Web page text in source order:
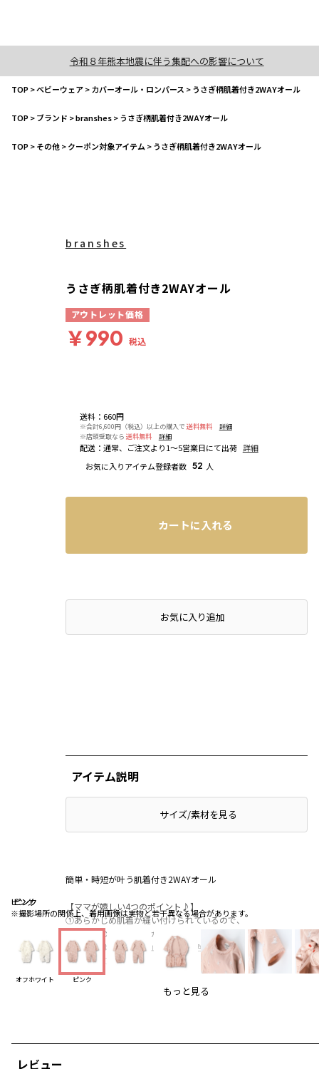
令和８年熊本地震に伴う集配への影響について
TOP>ベビーウェア>カバーオール・ロンパース >うさぎ柄肌着付き2WAYオール
TOP>ブランド >branshes>うさぎ柄肌着付き2WAYオール
TOP>その他>クーポン対象アイテム >うさぎ柄肌着付き2WAYオール
ピンク
※撮影場所の関係上、着用画像は実物と若干異なる場合があります。
ピンク
ピンク
オフホワイト ピンク
レビュー
送料： 660円
※合計6,600円（税込）以上の購入で 送料無料
詳細
※店頭受取なら 送料無料 詳細
配送： 通常、ご注文より1～5営業日にて出荷 詳細
お気に入りアイテム登録者数 52 人
branshes
うさぎ柄肌着付き2WAYオール
アウトレット価格
￥990 税込
カートに入れる
お気に入り追加
アイテム説明
サイズ/素材を見る
簡単・時短が叶う肌着付き2WAYオール
【ママが嬉しい4つのポイント♪】
①あらかじめ肌着が縫い付けられているので、
オムツの上から着用が可能です。
②股部分は掛け違い防止の為、配色スナップを
使用しています。
③胴体部分のスナップボタンは隠しスナップ仕様に
なっており、赤ちゃんの肌に直接当たりません。
お使いいただけます。
もっと見る